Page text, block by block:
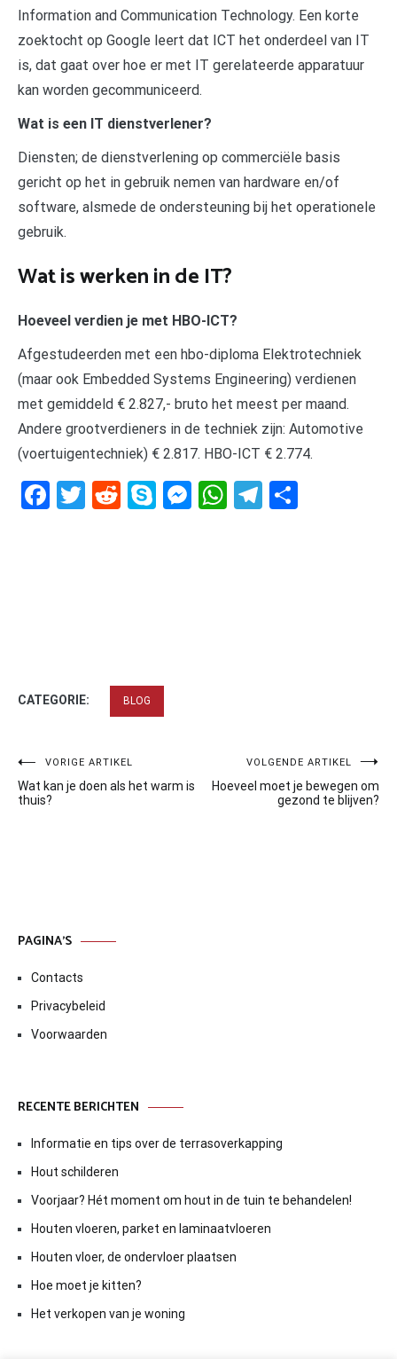
Information and Communication Technology. Een korte
zoektocht op Google leert dat ICT het onderdeel van IT
is, dat gaat over hoe er met IT gerelateerde apparatuur
kan worden gecommuniceerd.
Wat is een IT dienstverlener?
Diensten; de dienstverlening op commerciële basis
gericht op het in gebruik nemen van hardware en/of
software, alsmede de ondersteuning bij het operationele
gebruik.
Wat is werken in de IT?
Hoeveel verdien je met HBO-ICT?
Afgestudeerden met een hbo-diploma Elektrotechniek
(maar ook Embedded Systems Engineering) verdienen
met gemiddeld € 2.827,- bruto het meest per maand.
Andere grootverdieners in de techniek zijn: Automotive
(voertuigentechniek) € 2.817. HBO-ICT € 2.774.
Facebook
Twitter
RedditSkypeMessenger
WhatsApp
Telegram
CATEGORIE: BLOG
Bericht
navigatie
VORIGE ARTIKEL
Wat kan je doen als het warm is
thuis?
VOLGENDE ARTIKEL
Hoeveel moet je bewegen om
gezond te blijven?
PAGINA’S
Contacts
Privacybeleid
Voorwaarden
RECENTE BERICHTEN
Informatie en tips over de terrasoverkapping
Hout schilderen
Voorjaar? Hét moment om hout in de tuin te behandelen!
Houten vloeren, parket en laminaatvloeren
Houten vloer, de ondervloer plaatsen
Hoe moet je kitten?
Het verkopen van je woning